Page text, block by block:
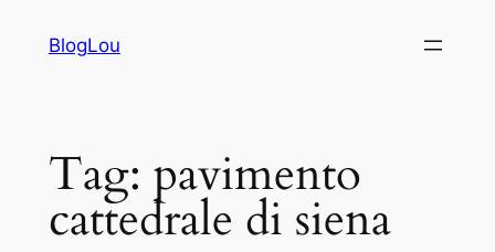
BlogLou
Tag: pavimento
cattedrale di siena